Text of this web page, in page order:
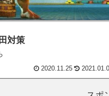
対策
2020.11.25